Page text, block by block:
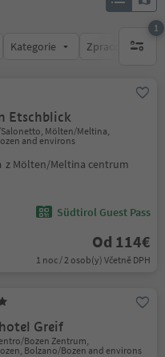
Kategorie Zpracovává
1
1
Etschblick
Mölten/Meltina,
and environs
z Mölten/Meltina centrum
Südtirol Guest Pass
Od 114€
1 noc / 2 osob(y) Včetně DPH
Greif
Bozen Zentrum,
Bolzano/Bozen and environs